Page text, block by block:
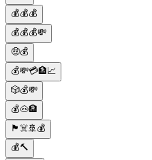
💰💰💰
💰💰💰💸
🤑💰
💰💸💳🏦📈
🎲💰💸
💰🐽🏦
🏴‍☠️🚢💰
💰🔨